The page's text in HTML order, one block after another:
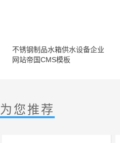
不锈钢制品水箱供水设备企业
网站帝国CMS模板
为您推荐